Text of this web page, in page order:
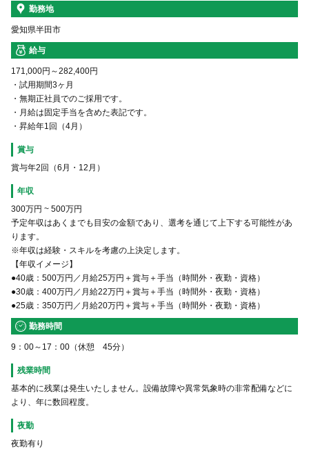
勤務地
愛知県半田市
給与
171,000円～282,400円
・試用期間3ヶ月
・無期正社員でのご採用です。
・月給は固定手当を含めた表記です。
・昇給年1回（4月）
賞与
賞与年2回（6⽉・12⽉）
年収
300万円 ~ 500万円
予定年収はあくまでも目安の金額であり、選考を通じて上下する可能性があ
ります。
※年収は経験・スキルを考慮の上決定します。
【年収イメージ】
●40歳：500万円／月給25万円＋賞与＋手当（時間外・夜勤・資格）
●30歳：400万円／月給22万円＋賞与＋手当（時間外・夜勤・資格）
●25歳：350万円／月給20万円＋賞与＋手当（時間外・夜勤・資格）
勤務時間
9：00～17：00（休憩 45分）
残業時間
基本的に残業は発⽣いたしません。設備故障や異常気象時の⾮常配備などに
より、年に数回程度。
夜勤
夜勤有り